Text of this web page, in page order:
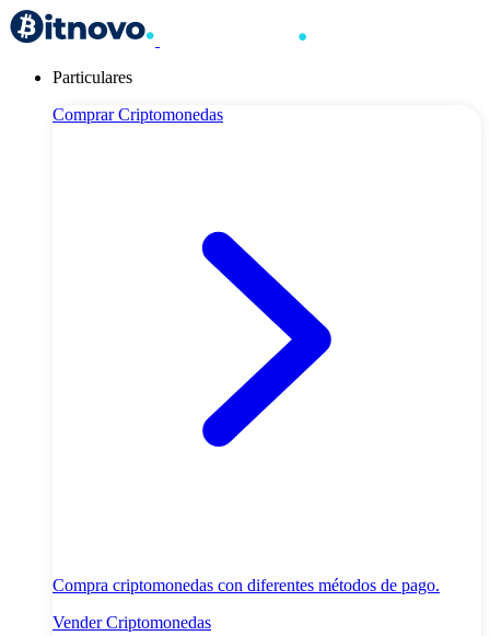
Particulares
Comprar Criptomonedas
Compra criptomonedas con diferentes métodos de pago.
Vender Criptomonedas